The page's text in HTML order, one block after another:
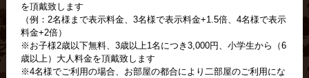
を頂戴致します
（例：2名様まで表示料金、3名様で表示料金+1.5倍、4名様で表示
料金+2倍）
※お子様2歳以下無料、3歳以上1名につき3,000円、小学生から（6
歳以上）大人料金を頂戴致します
※4名様でご利用の場合、お部屋の都合により二部屋のご利用にな